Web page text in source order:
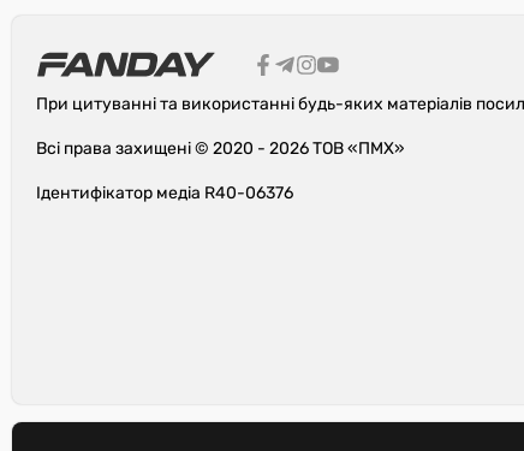
При цитуванні та використанні будь-яких матеріалів
Всі права захищені © 2020 - 2026 ТОВ «ПМХ»
Ідентифікатор медіа R40-06376